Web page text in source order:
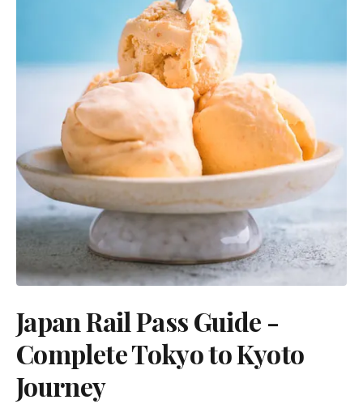
Japan Rail Pass Guide -
Complete Tokyo to Kyoto
Journey